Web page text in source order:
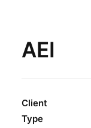
AEI
Client
Type